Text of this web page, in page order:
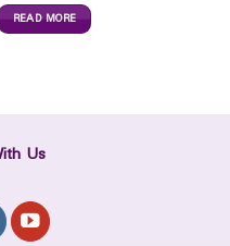
READ MORE
Us